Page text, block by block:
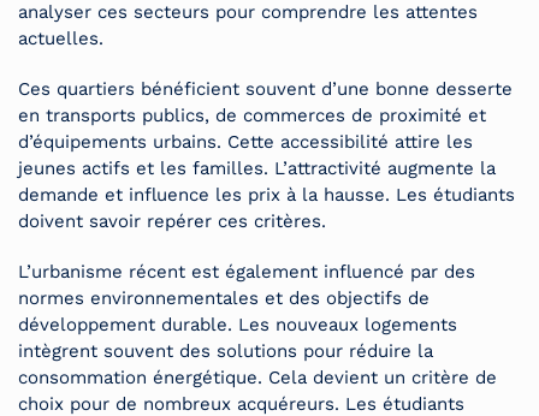
analyser ces secteurs pour comprendre les attentes
actuelles.
Ces quartiers bénéficient souvent d’une bonne desserte
en transports publics, de commerces de proximité et
d’équipements urbains. Cette accessibilité attire les
jeunes actifs et les familles. L’attractivité augmente la
demande et influence les prix à la hausse. Les étudiants
doivent savoir repérer ces critères.
L’urbanisme récent est également influencé par des
normes environnementales et des objectifs de
développement durable. Les nouveaux logements
intègrent souvent des solutions pour réduire la
consommation énergétique. Cela devient un critère de
choix pour de nombreux acquéreurs. Les étudiants